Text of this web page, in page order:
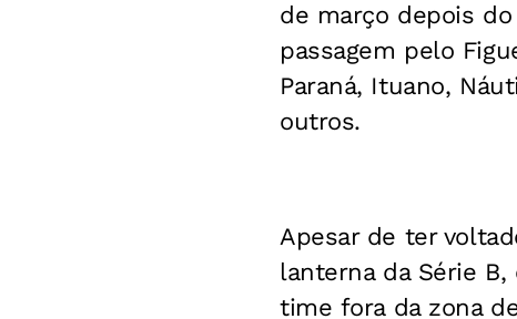
de março depois
passagem pelo
Paraná, Ituano,
outros.
Apesar de ter
lanterna da Série
time fora da zona